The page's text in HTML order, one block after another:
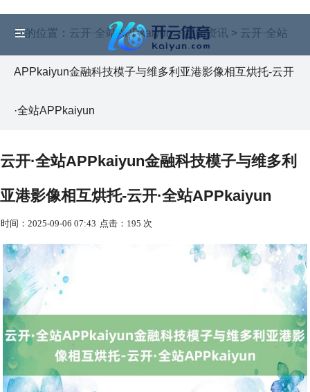
你的位置： 云开·全站APPkaiyun>新闻资讯 > 云开·全站
APPkaiyun金融科技模子与维多利亚港影像相互烘托-云开
·全站APPkaiyun
云开·全站APPkaiyun金融科技模子与维多利
亚港影像相互烘托-云开·全站APPkaiyun
时间：2025-09-06 07:43 点击：195 次